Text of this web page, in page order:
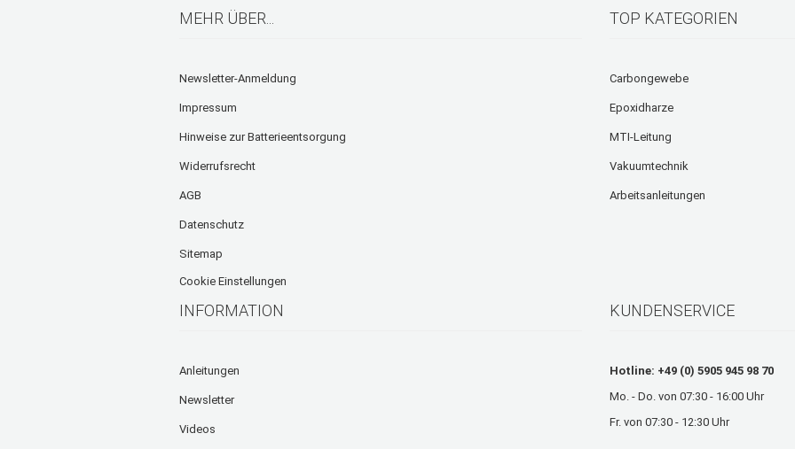
MEHR ÜBER...
Newsletter-Anmeldung
Impressum
Hinweise zur Batterieentsorgung
Widerrufsrecht
AGB
Datenschutz
Sitemap
Cookie Einstellungen
TOP KATEGORIEN
Carbongewebe
Epoxidharze
MTI-Leitung
Vakuumtechnik
Arbeitsanleitungen
INFORMATION
Anleitungen
Newsletter
Videos
KUNDENSERVICE
Hotline: +49 (0) 5905 945 98 70
Mo. - Do. von 07:30 - 16:00 Uhr
Fr. von 07:30 - 12:30 Uhr